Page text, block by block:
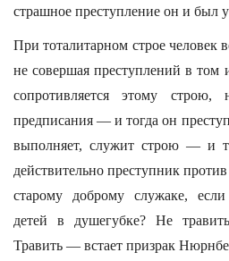
страшное преступление он и был
При тоталитарном строе человек
не совершая преступлений в
сопротивляется этому строю,
предписания — и тогда он
выполняет, служит строю — и
действительно преступник
старому доброму служаке,
детей в душегубке? Не
Травить — встает призрак